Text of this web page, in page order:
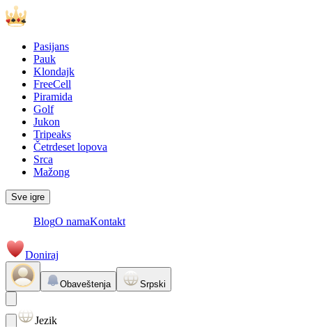
Pasijans
Pauk
Klondajk
FreeCell
Piramida
Golf
Jukon
Tripeaks
Četrdeset lopova
Srca
Mažong
Sve igre
BlogO namaKontakt
Doniraj
Obaveštenja Srpski
Jezik